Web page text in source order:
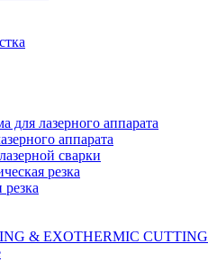
лазерного аппарата
аппарата
сварки
резка
& EXOTHERMIC CUTTING